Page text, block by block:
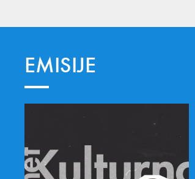
EMISIJE